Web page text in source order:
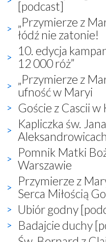
[podcast]
„Przymierze z
łódź nie zatonie!
10. edycja
12 000 róż”
„Przymierze z
ufność w Maryi
Goście z Cascii w
Kapliczka św.
Aleksandrowicach
Pomnik Matki
Warszawie
Przymierze z
Serca Miłością
Ubiór godny
Badajcie duchy